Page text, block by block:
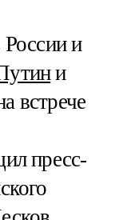
России и
и
встрече
пресс-